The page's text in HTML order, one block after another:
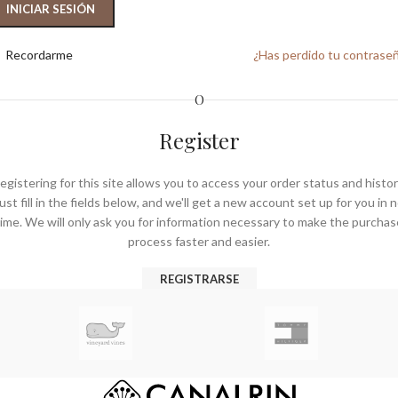
INICIAR SESIÓN
¿Has perdido tu
Recordarme
O
Register
for this site allows you to access your order status and
fill in the fields below, and we'll get a new account set up for you in
We will only ask you for information necessary to make the
process faster and easier.
REGISTRARSE